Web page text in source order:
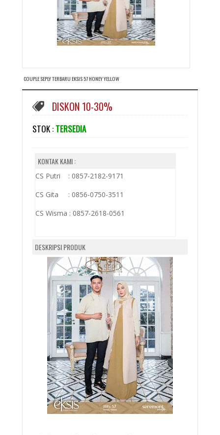
COUPLE SEPLY TERBARU EKSIS 57 HONEY YELLOW
DISKON 10-30%
STOK : TERSEDIA
KONTAK KAMI :
CS Putri : 0857-2182-9171
CS Gita : 0856-0750-3511
CS Wisma : 0857-2618-0561
DESKRIPSI PRODUK